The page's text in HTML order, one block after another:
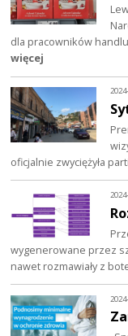
dla pracowników
więcej
oficjalnie zwyciężyła
wygenerowane przez
nawet rozmawiały z